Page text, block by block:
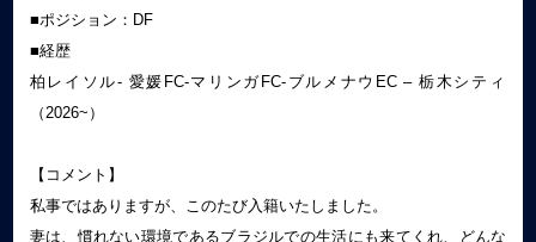
■ポジション：DF
■経歴
柏レイソル- 愛媛FC-マリンガFC-ブルメナウEC– 栃木シティ
（2026~）
【コメント】
私事ではありますが、このたび入籍いたしました。
妻は、慣れない環境であるブラジルでの生活にも来てくれ、どんな